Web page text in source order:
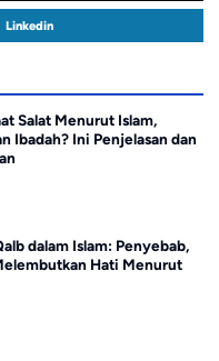
Linkedin
Salat Menurut Islam,
Ibadah? Ini Penjelasan dan
dalam Islam: Penyebab,
Hati Menurut